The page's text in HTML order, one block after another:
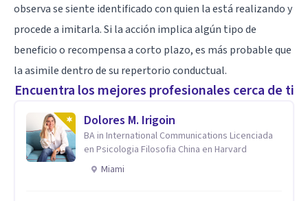
observa se siente identificado con quien la está realizando y
procede a imitarla. Si la acción implica algún tipo de
beneficio o recompensa a corto plazo, es más probable que
la asimile dentro de su repertorio conductual.
Encuentra los mejores profesionales cerca de ti
Dolores M. Irigoin
BA in International Communications Licenciada
en Psicologia Filosofia China en Harvard
Miami